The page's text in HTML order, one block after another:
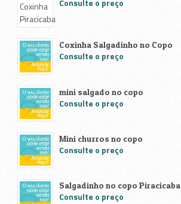
Consulte o preço
Coxinha Salgadinho no Copo
Consulte o preço
mini salgado no copo
Consulte o preço
Mini churros no copo
Consulte o preço
Salgadinho no copo Piracicaba
Consulte o preço